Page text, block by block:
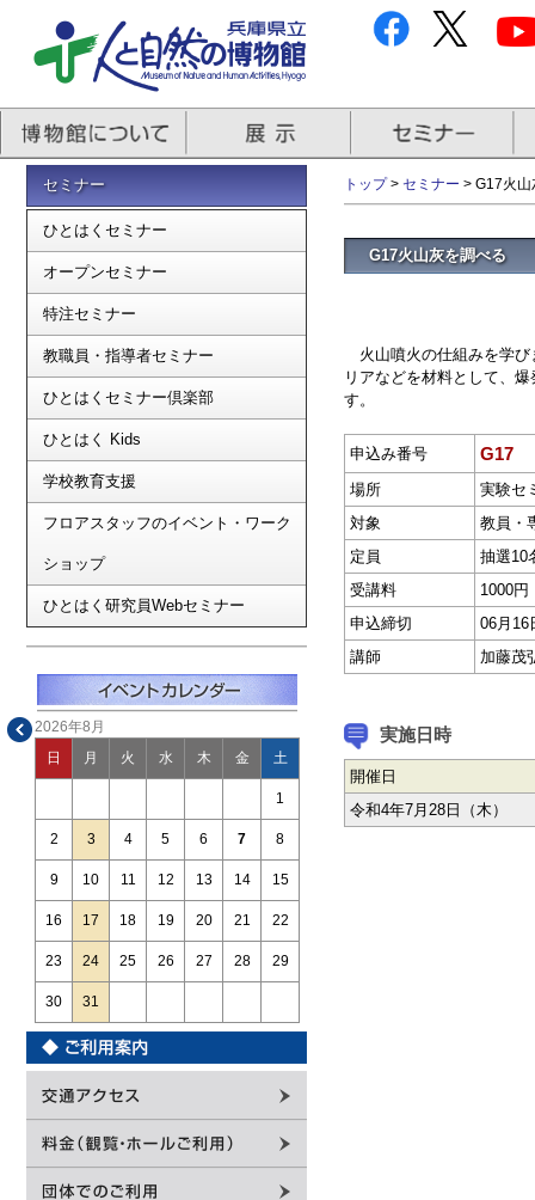
セミナー
ひとはくセミナー
オープンセミナー
特注セミナー
教職員・指導者セミナー
ひとはくセミナー倶楽部
ひとはく Kids
学校教育支援
フロアスタッフのイベント・ワーク
ショップ
ひとはく研究員Webセミナー
2026年8月
日 月 火 水 木 金 土
1
2 3 4 5 6 7 8
9 10 11 12 13 14 15
16 17 18 19 20 21 22
23 24 25 26 27 28 29
30 31
トップ> セミナー > G17火
G17火山灰を調べる
火山噴火の仕組みを学び
リアなどを材料として、
す。
申込み番号 G17
場所
実験セ
対象
教員・
定員
抽選10
受講料
1000円
申込締切
06月16
講師
加藤茂
実施日時
開催日
令和4年7月28日（木）